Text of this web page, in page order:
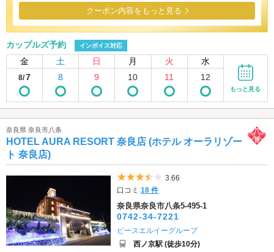
クーポン内容をもっと見る
カップルズ予約 インボイス対応
金 土 日 月 火 水
8/7 8 9 10 11 12
もっと見る
奈良県 奈良市八条
HOTEL AURA RESORT 奈良店 (ホテル オーラリゾー
ト 奈良店)
5つ星のうち3.5
3.66
口コミ18 件
奈良県奈良市八条5-495-1
0742-34-7221
ピースエルイーグループ
西ノ京駅 (徒歩10分)